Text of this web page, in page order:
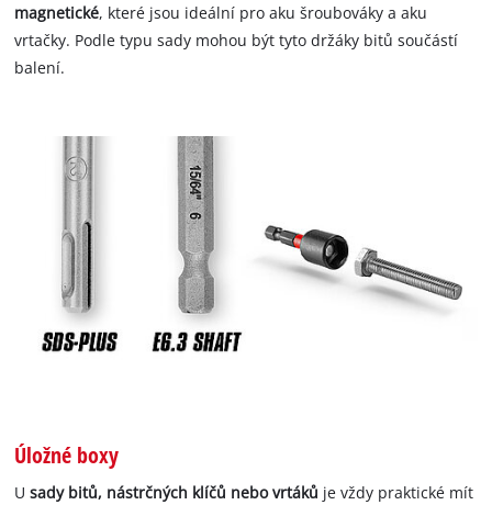
magnetické, které jsou ideální pro aku šroubováky a aku
vrtačky. Podle typu sady mohou být tyto držáky bitů součástí
balení.
Úložné boxy
Usady bitů, nástrčných klíčů nebo vrtáků je vždy praktické mít